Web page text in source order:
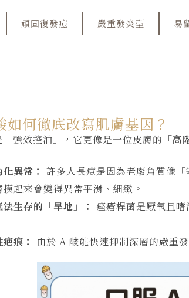
頑固復發痘 嚴重發炎型 易
何徹底改寫肌膚基因？
強效控油」，它更像是一位皮膚的 「高
異常： 許多人長痘是因為老廢角質像
起來會變得異常平滑、細緻。
生存的「旱地」： 痤瘡桿菌是厭氧且
痕：
由於 A 酸能快速抑制深層的嚴重